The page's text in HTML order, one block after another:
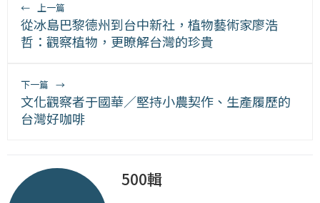
← 上一篇
從冰島巴黎德州到台中新社，植物藝術家廖浩
哲：觀察植物，更瞭解台灣的珍貴
下一篇 →
文化觀察者于國華／堅持小農契作、生產履歷的
台灣好咖啡
500輯